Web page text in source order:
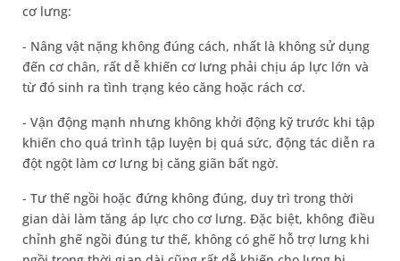
cơ lưng:
- Nâng vật nặng không đúng cách, nhất là không sử dụng
đến cơ chân, rất dễ khiến cơ lưng phải chịu áp lực lớn và
từ đó sinh ra tình trạng kéo căng hoặc rách cơ.
- Vận động mạnh nhưng không khởi động kỹ trước khi tập
khiến cho quá trình tập luyện bị quá sức, động tác diễn ra
đột ngột làm cơ lưng bị căng giãn bất ngờ.
- Tư thế ngồi hoặc đứng không đúng, duy trì trong thời
gian dài làm tăng áp lực cho cơ lưng. Đặc biệt, không điều
chỉnh ghế ngồi đúng tư thế, không có ghế hỗ trợ lưng khi